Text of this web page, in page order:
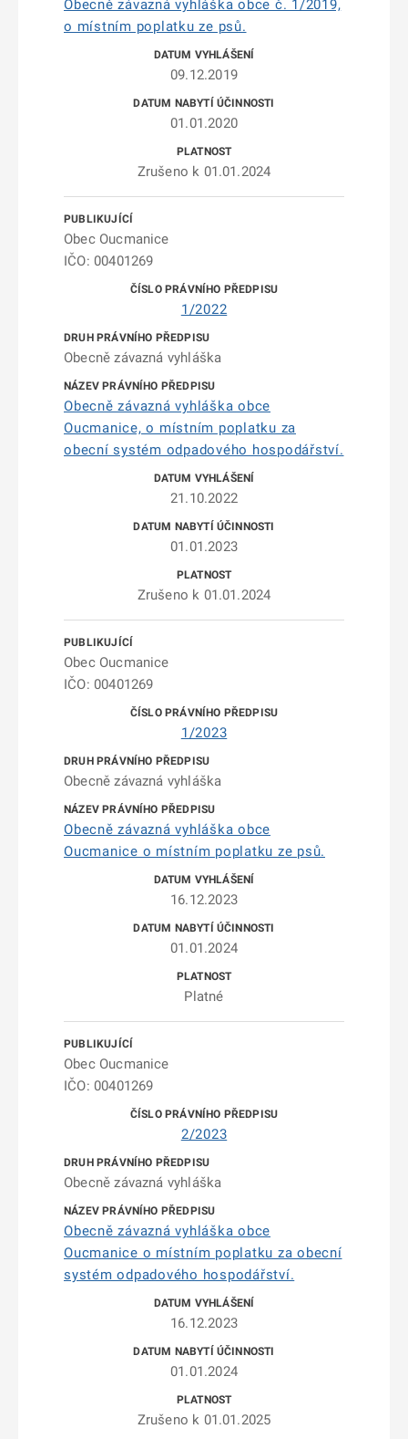
Obecně závazná vyhláška obce č. 1/2019,
o místním poplatku ze psů.
09.12.2019
01.01.2020
Zrušeno k 01.01.2024
Obec Oucmanice
IČO: 00401269
1/2022
Obecně závazná vyhláška
Obecně závazná vyhláška obce
Oucmanice, o místním poplatku za
obecní systém odpadového hospodářství.
21.10.2022
01.01.2023
Zrušeno k 01.01.2024
Obec Oucmanice
IČO: 00401269
1/2023
Obecně závazná vyhláška
Obecně závazná vyhláška obce
Oucmanice o místním poplatku ze psů.
16.12.2023
01.01.2024
Platné
Obec Oucmanice
IČO: 00401269
2/2023
Obecně závazná vyhláška
Obecně závazná vyhláška obce
Oucmanice o místním poplatku za obecní
systém odpadového hospodářství.
16.12.2023
01.01.2024
Zrušeno k 01.01.2025